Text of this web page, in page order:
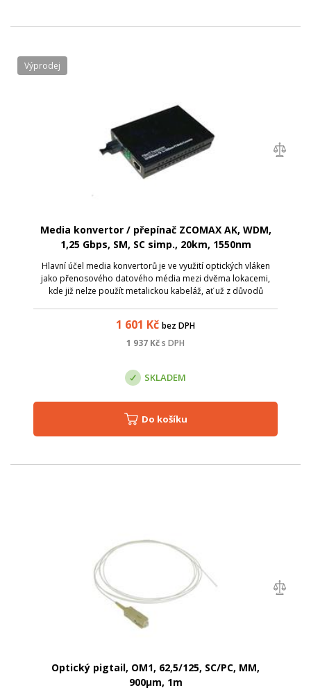
Media konvertor / přepínač ZCOMAX AK, WDM,
1,25 Gbps, SM, SC simp., 20km, 1550nm
Hlavní účel media konvertorů je ve využití optických vláken
jako přenosového datového média mezi dvěma lokacemi,
kde již nelze použít metalickou kabeláž, ať už z důvodů
1 601 Kč bez DPH
1 937 Kčs DPH
Výprodej
SKLADEM
Do košíku
Optický pigtail, OM1, 62,5/125, SC/PC, MM,
900µm, 1m